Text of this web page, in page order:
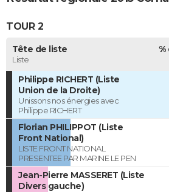
TOUR 2
Tête de liste
Liste
%
Philippe RICHERT (Liste
Union de la Droite)
Unissons nos énergies avec
Philippe RICHERT
Florian PHILIPPOT (Liste
Front National)
LISTE FRONT NATIONAL
PRESENTEE PAR MARINE LE PEN
Jean-Pierre MASSERET (Liste
Divers gauche)